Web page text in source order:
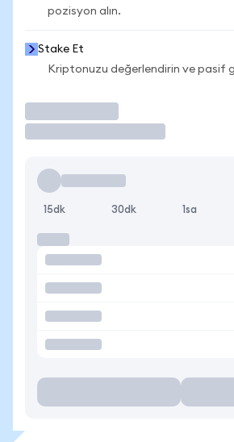
pozisyon alın.
Stake Et
Kriptonuzu değerlendirin ve pasif
15dk 30dk 1sa